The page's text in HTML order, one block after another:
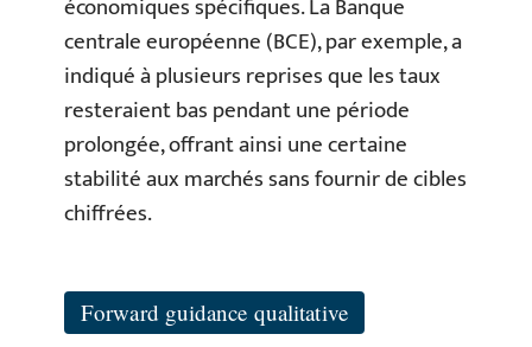
économiques spécifiques. La Banque
centrale européenne (BCE), par exemple, a
indiqué à plusieurs reprises que les taux
resteraient bas pendant une période
prolongée, offrant ainsi une certaine
stabilité aux marchés sans fournir de cibles
chiffrées.
Forward guidance qualitative